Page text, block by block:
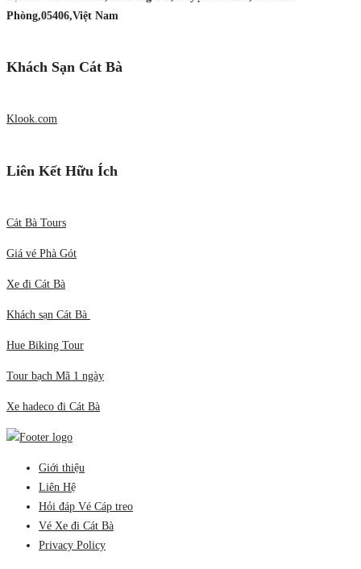
Phòng,05406,Việt Nam
Khách Sạn Cát Bà
Klook.com
Liên Kết Hữu Ích
Cát Bà Tours
Giá vé Phà Gót
Xe đi Cát Bà
Khách sạn Cát Bà
Hue Biking Tour
Tour bạch Mã 1 ngày
Xe hadeco đi Cát Bà
Giới thiệu
Liên Hệ
Hỏi đáp Vé Cáp treo
Vé Xe đi Cát Bà
Privacy Policy